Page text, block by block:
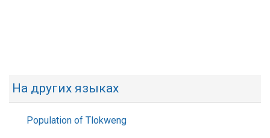
На других языках
Population of Tlokweng